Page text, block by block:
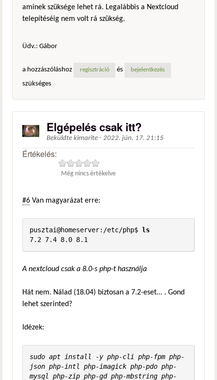
aminek szüksége lehet rá. Legalábbis a Nextcloud
telepítéséig nem volt rá szükség.
Üdv.: Gábor
a hozzászóláshoz regisztráció és bejelentkezés
szükséges
Elgépelés csak itt?
Beküldte kimarite - 2022. jún. 17. 21:15
Értékelés:
Még nincs értékelve
#6 Van magyarázat erre:
pusztai@homeserver:/etc/php$ ls
7.2 7.4 8.0 8.1
A nextcloud csak a 8.0-s php-t használja
Hát nem. Nálad (18.04) biztosan a 7.2-eset... . Gond
lehet szerinted?
Idézek:
sudo apt install -y php-cli php-fpm php-
json php-intl php-imagick php-pdo php-
mysql php-zip php-gd php-mbstring php-